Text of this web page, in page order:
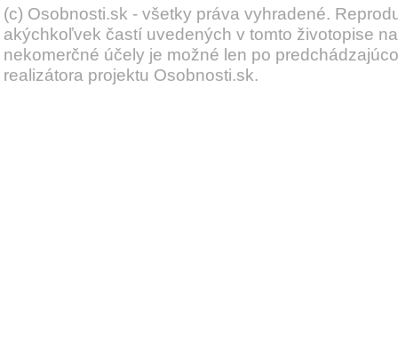
(c) Osobnosti.sk - všetky práva vyhradené.
akýchkoľvek častí uvedených v tomto životopise
nekomerčné účely je možné len po
realizátora projektu Osobnosti.sk.